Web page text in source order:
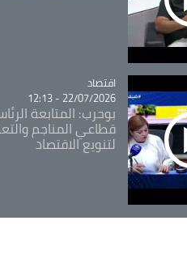
Catégorie
اقتصاد
22/07/2026 - 12:13
بوحرب: المتابعة
قطاعي المناجم
لتنويع الاقتصاد